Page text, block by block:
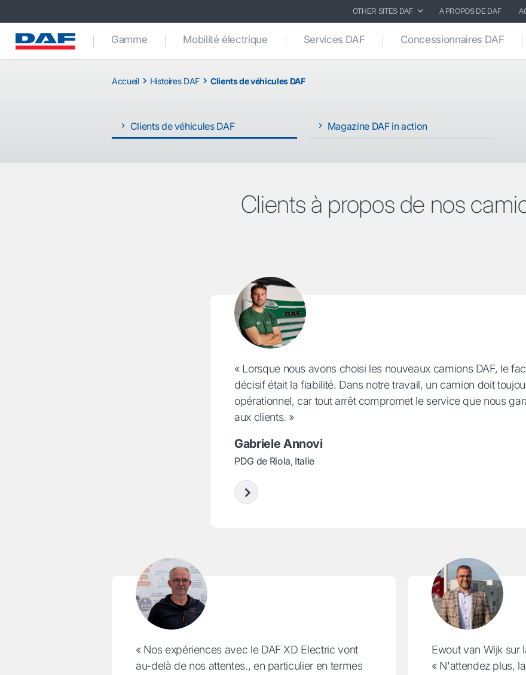
OTHER SITES DAF A PROPOS DE DAF
Gamme Mobilité électrique Services DAF Concessionnaires DAF
Accueil Histoires DAF Clients de véhicules DAF
Clients de véhicules DAF Magazine DAF in action
Clients à propos de nos
« Lorsque nous avons choisi les nouveaux camions DAF, le
décisif était la fiabilité. Dans notre travail, un camion doit
opérationnel, car tout arrêt compromet le service que nous
aux clients. »
Gabriele Annovi
PDG de Riola, Italie
« Nos expériences avec le DAF XD Electric vont
au-delà de nos attentes., en particulier en termes
Ewout van Wijk sur
« N'attendez plus,